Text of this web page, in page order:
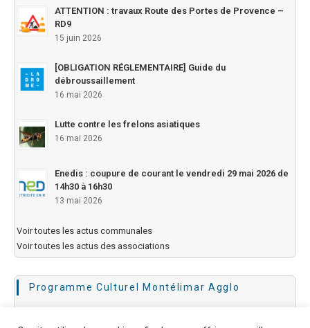
ATTENTION : travaux Route des Portes de Provence –
RD9
15 juin 2026
[OBLIGATION RÉGLEMENTAIRE] Guide du
débroussaillement
16 mai 2026
Lutte contre les frelons asiatiques
16 mai 2026
Enedis : coupure de courant le vendredi 29 mai 2026 de
14h30 à 16h30
13 mai 2026
Voir toutes les actus communales
Voir toutes les actus des associations
Programme Culturel Montélimar Agglo